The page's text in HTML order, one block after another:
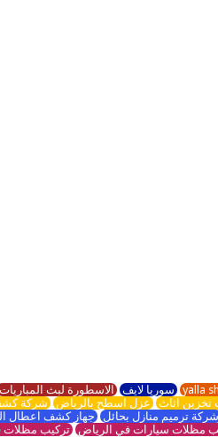
سوريا لايف الاسطورة لبث
اثاث عزل اسطح بالرياض شركة
ترميم منازل بحائل جهاز كشف اعطال
مظلات سيارات في الرياض تركيب مظلات